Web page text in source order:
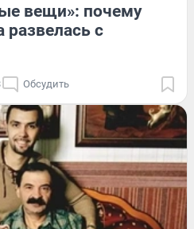
вещи»: почему
с
Обсудить